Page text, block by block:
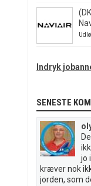
Indryk
SENESTE
jo
kræver nok
jorden, som